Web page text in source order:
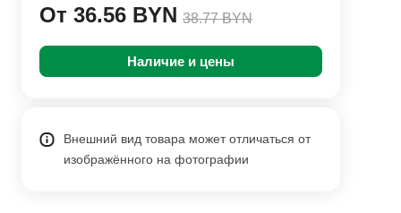
От 36.56 BYN 38.77 BYN
Наличие и цены
Внешний вид товара может отличаться от
изображённого на фотографии